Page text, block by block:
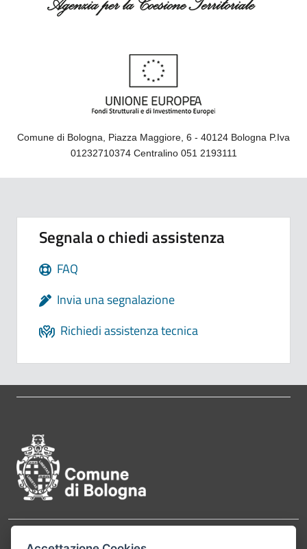
Comune di Bologna, Piazza Maggiore, 6 - 40124 Bologna P.Iva
01232710374 Centralino 051 2193111
Segnala o chiedi assistenza
FAQ
Invia una segnalazione
Richiedi assistenza tecnica